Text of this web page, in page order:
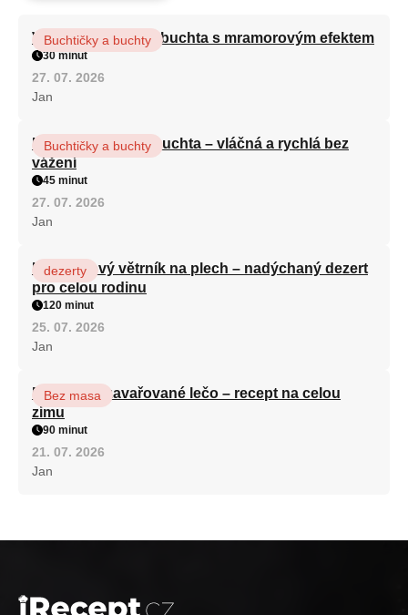
Vláčná olejová litá buchta s mramorovým efektem
Buchtičky a buchty
30 minut
27. 07. 2026
Jan
Hrnková maková buchta – vláčná a rychlá bez
vážení
Buchtičky a buchty
45 minut
27. 07. 2026
Jan
Karamelový větrník na plech – nadýchaný dezert
pro celou rodinu
dezerty
120 minut
25. 07. 2026
Jan
Babiččino zavařované lečo – recept na celou
zimu
Bez masa
90 minut
21. 07. 2026
Jan